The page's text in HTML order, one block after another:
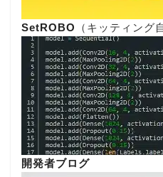
SetROBO （キッティング
開発者ブログ